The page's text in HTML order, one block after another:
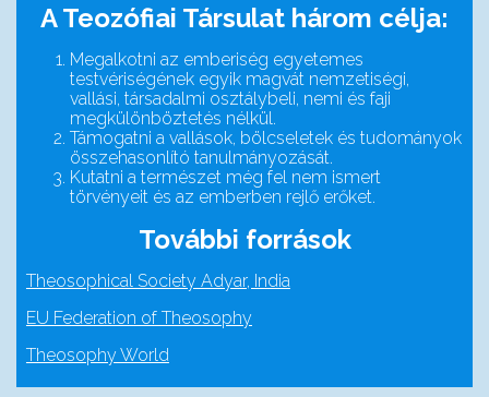
A Teozófiai Társulat három célja:
Megalkotni az emberiség egyetemes
testvériségének egyik magvát nemzetiségi,
vallási, társadalmi osztálybeli, nemi és faji
megkülönböztetés nélkül.
Támogatni a vallások, bölcseletek és tudományok
összehasonlító tanulmányozását.
Kutatni a természet még fel nem ismert
törvényeit és az emberben rejlő erőket.
További források
Theosophical Society Adyar, India
EU Federation of Theosophy
Theosophy World